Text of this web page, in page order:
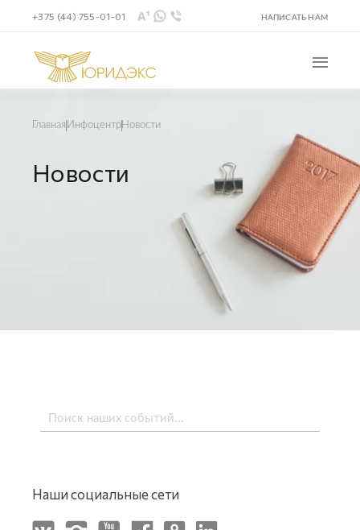
НАПИСАТЬ НАМ
+375 (44) 755-01-01
Главная ИнфоцентрНовости
Новости
Наши социальные сети